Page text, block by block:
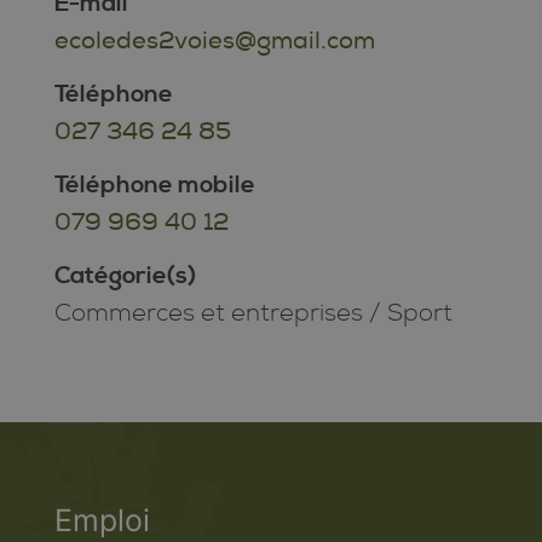
ecoledes2voies@gmail.com
Téléphone
027 346 24 85
Téléphone mobile
079 969 40 12
Catégorie(s)
Commerces et entreprises / Sport
Emploi